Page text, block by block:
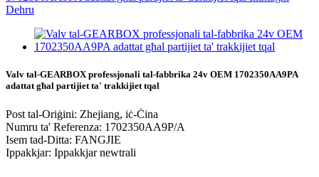
Valv tal-GEARBOX professjonali tal-fabbrika 24v OEM 1702350AA9PA
adattat għal partijiet ta' trakkijiet tqal
Post tal-Oriġini: Zhejiang, iċ-Ċina
Numru ta' Referenza: 1702350AA9P/A
Isem tad-Ditta: FANGJIE
Ippakkjar: Ippakkjar newtrali